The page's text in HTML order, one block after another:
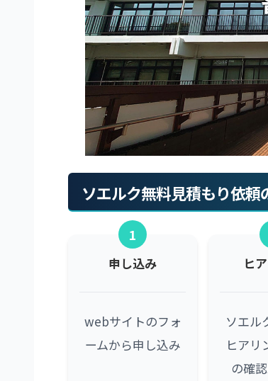
ソエルク無料見積もり依頼
1
申し込み
webサイトのフォ
ームから申し込み
ヒ
ソエル
ヒアリ
の確